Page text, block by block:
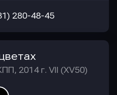
280-48-45
2014 г. VII (XV50)